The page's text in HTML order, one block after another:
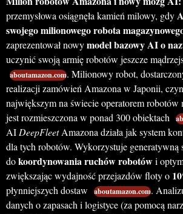
przemysłowa osiągnęła kamień milowy, gdy
swojego milionowego robota
zaprezentował nowymodel bazowy AI o
uczynić swoją armię robotów jeszcze
aboutamazon.com. Milionowy robot,
realizacji zamówień Amazona w Japonii,
największym na świecie operatorem robotów
jest rozmieszczona w ponad 300 obiektach
AI DeepFleetAmazona działa jak system
dla tych robotów. Wykorzystuje generatywną
dokoordynowania ruchów robotówi
zwiększając wydajność przejazdów floty o
płynniejszych dostaw
aboutamazon.com.
danych o zapasach i logistyce (za pomocą